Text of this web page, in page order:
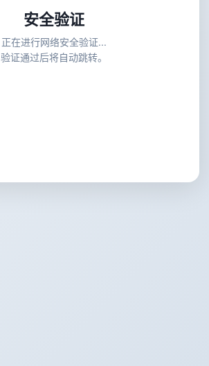
安全验证
正在进行网络安全验证...
验证通过后将自动跳转。